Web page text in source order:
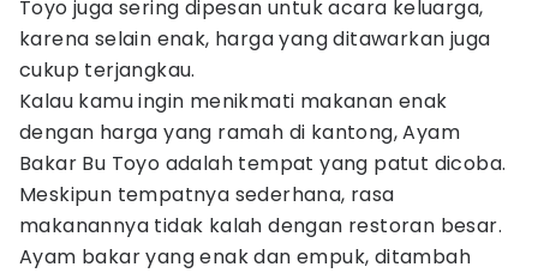
Toyo juga sering dipesan untuk acara keluarga,
karena selain enak, harga yang ditawarkan juga
cukup terjangkau.
Kalau kamu ingin menikmati makanan enak
dengan harga yang ramah di kantong, Ayam
Bakar Bu Toyo adalah tempat yang patut dicoba.
Meskipun tempatnya sederhana, rasa
makanannya tidak kalah dengan restoran besar.
Ayam bakar yang enak dan empuk, ditambah